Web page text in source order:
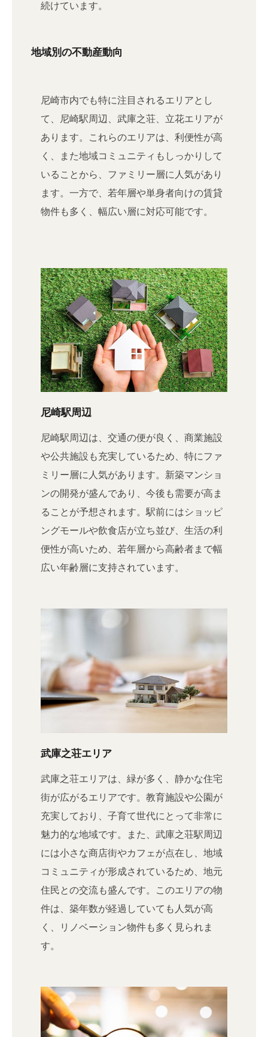
続けています。
地域別の不動産動向
尼崎市内でも特に注目されるエリアとし
て、尼崎駅周辺、武庫之荘、立花エリアが
あります。これらのエリアは、利便性が高
く、また地域コミュニティもしっかりして
いることから、ファミリー層に人気があり
ます。一方で、若年層や単身者向けの賃貸
物件も多く、幅広い層に対応可能です。
尼崎駅周辺
尼崎駅周辺は、交通の便が良く、商業施設
や公共施設も充実しているため、特にファ
ミリー層に人気があります。新築マンショ
ンの開発が盛んであり、今後も需要が高ま
ることが予想されます。駅前にはショッピ
ングモールや飲食店が立ち並び、生活の利
便性が高いため、若年層から高齢者まで幅
広い年齢層に支持されています。
武庫之荘エリア
武庫之荘エリアは、緑が多く、静かな住宅
街が広がるエリアです。教育施設や公園が
充実しており、子育て世代にとって非常に
魅力的な地域です。また、武庫之荘駅周辺
には小さな商店街やカフェが点在し、地域
コミュニティが形成されているため、地元
住民との交流も盛んです。このエリアの物
件は、築年数が経過していても人気が高
く、リノベーション物件も多く見られま
す。